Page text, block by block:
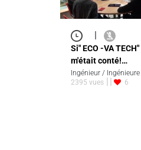
Si" ECO -VA TECH"
m'était conté!…
Ingénieur / Ingénieure
2395 vues
6